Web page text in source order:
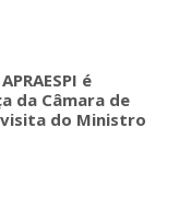
é
da Câmara de
do Ministro